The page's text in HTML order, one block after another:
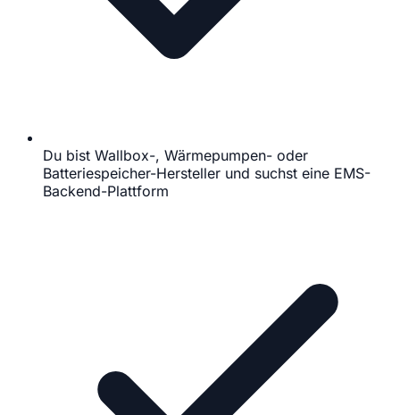
Du bist Wallbox-, Wärmepumpen- oder
Batteriespeicher-Hersteller und suchst eine EMS-
Backend-Plattform